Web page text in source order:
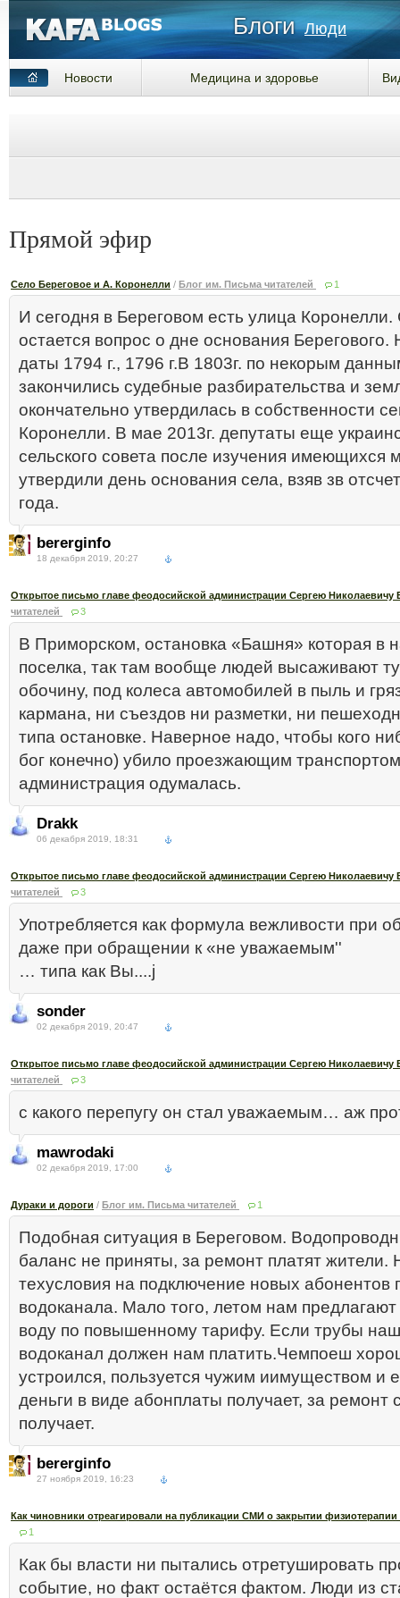
Блоги Люди
Новости Медицина и здоровье
Прямой эфир
Село Береговое и А. Коронелли / Блог им. Письма читателей 1
И сегодня в Береговом есть улица
остается вопрос о дне основания
даты 1794 г., 1796 г.В 1803г. по некорым
закончились судебные разбирательства и
окончательно утвердилась в собственности
Коронелли. В мае 2013г. депутаты еще
сельского совета после изучения имеющихся
утвердили день основания села, взяв зв
года.
bererginfo
18 декабря 2019, 20:27
Открытое письмо главе феодосийской администрации Сергею Николаевичу
читателей
3
В Приморском, остановка «Башня» которая в
поселка, так там вообще людей высаживают
обочину, под колеса автомобилей в пыль и
кармана, ни съездов ни разметки, ни
типа остановке. Наверное надо, чтобы кого
бог конечно) убило проезжающим
администрация одумалась.
Drakk
06 декабря 2019, 18:31
Открытое письмо главе феодосийской администрации Сергею Николаевичу
читателей
3
Употребляется как формула вежливости при
даже при обращении к «не уважаемым''
… типа как Вы....j
sonder
02 декабря 2019, 20:47
Открытое письмо главе феодосийской администрации Сергею Николаевичу
читателей
3
с какого перепугу он стал уважаемым… аж
mawrodaki
02 декабря 2019, 17:00
Дураки и дороги / Блог им. Письма читателей 1
Подобная ситуация в Береговом.
баланс не приняты, за ремонт платят жители.
техусловия на подключение новых абонентов
водоканала. Мало того, летом нам предлагают
воду по повышенному тарифу. Если трубы
водоканал должен нам платить.Чемпоеш
устроился, пользуется чужим иимуществом и
деньги в виде абонплаты получает, за ремонт
получает.
bererginfo
27 ноября 2019, 16:23
Как чиновники отреагировали на публикации СМИ о закрытии физиотерапии
1
Как бы власти ни пытались отретушировать
событие, но факт остаётся фактом. Люди из